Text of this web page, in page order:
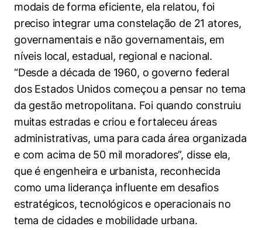
modais de forma eficiente, ela relatou, foi
preciso integrar uma constelação de 21 atores,
governamentais e não governamentais, em
níveis local, estadual, regional e nacional.
“Desde a década de 1960, o governo federal
dos Estados Unidos começou a pensar no tema
da gestão metropolitana. Foi quando construiu
muitas estradas e criou e fortaleceu áreas
administrativas, uma para cada área organizada
e com acima de 50 mil moradores”, disse ela,
que é engenheira e urbanista, reconhecida
como uma liderança influente em desafios
estratégicos, tecnológicos e operacionais no
tema de cidades e mobilidade urbana.